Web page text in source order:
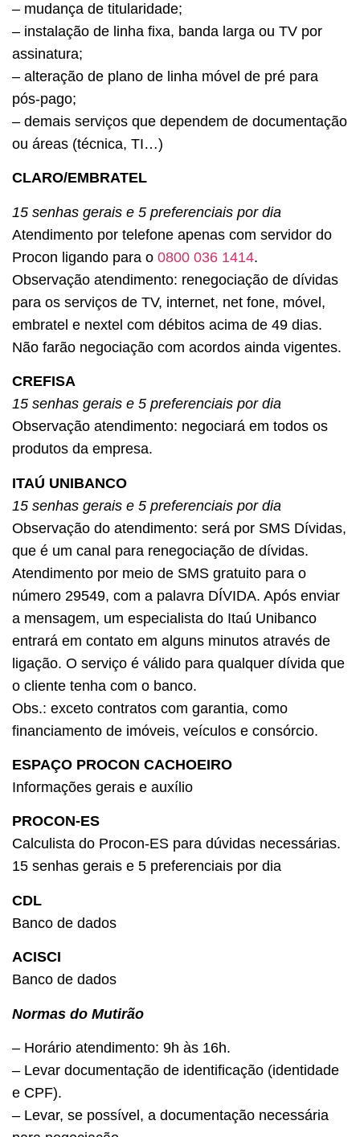
– mudança de titularidade;
– instalação de linha fixa, banda larga ou TV por
assinatura;
– alteração de plano de linha móvel de pré para
pós-pago;
– demais serviços que dependem de documentação
ou áreas (técnica, TI…)
CLARO/EMBRATEL
15 senhas gerais e 5 preferenciais por dia
Atendimento por telefone apenas com servidor do
Procon ligando para o 0800 036 1414.
Observação atendimento: renegociação de dívidas
para os serviços de TV, internet, net fone, móvel,
embratel e nextel com débitos acima de 49 dias.
Não farão negociação com acordos ainda vigentes.
CREFISA
15 senhas gerais e 5 preferenciais por dia
Observação atendimento: negociará em todos os
produtos da empresa.
ITAÚ UNIBANCO
15 senhas gerais e 5 preferenciais por dia
Observação do atendimento: será por SMS Dívidas,
que é um canal para renegociação de dívidas.
Atendimento por meio de SMS gratuito para o
número 29549, com a palavra DÍVIDA. Após enviar
a mensagem, um especialista do Itaú Unibanco
entrará em contato em alguns minutos através de
ligação. O serviço é válido para qualquer dívida que
o cliente tenha com o banco.
Obs.: exceto contratos com garantia, como
financiamento de imóveis, veículos e consórcio.
ESPAÇO PROCON CACHOEIRO
Informações gerais e auxílio
PROCON-ES
Calculista do Procon-ES para dúvidas necessárias.
15 senhas gerais e 5 preferenciais por dia
CDL
Banco de dados
ACISCI
Banco de dados
Normas do Mutirão
– Horário atendimento: 9h às 16h.
– Levar documentação de identificação (identidade
e CPF).
– Levar, se possível, a documentação necessária